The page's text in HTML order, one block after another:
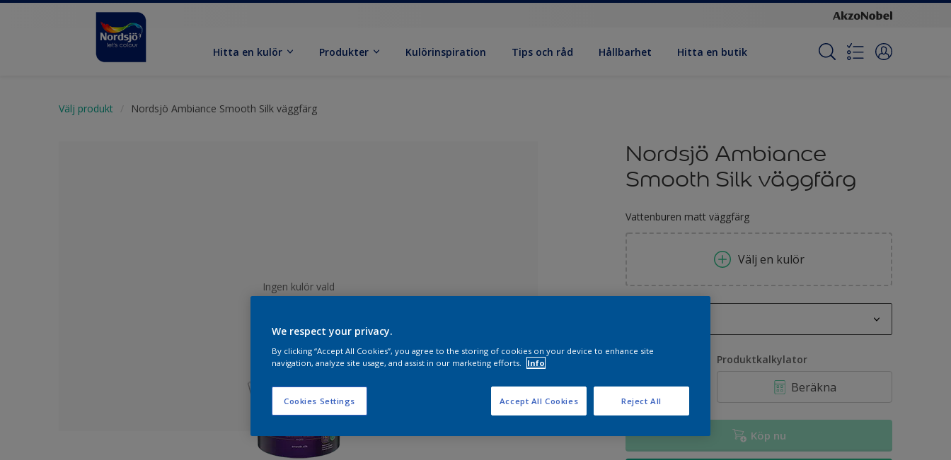
Hitta en kulör Produkter Kulörinspiration Tips och råd Hållbarhet Hitta en butik
Välj produkt Nordsjö Ambiance Smooth Silk väggfärg
Ingen kulör vald
Nordsjö Ambiance
Smooth Silk väggfärg
Vattenburen matt väggfärg
Välj en kulör
1L
5L
Produktkalkylator
Beräkna
Köp nu
We respect your privacy.
By clicking “Accept All Cookies”, you agree to the storing of cookies on your device to enhance site
navigation, analyze site usage, and assist in our marketing efforts.
Info
Cookies Settings Reject All
Accept All Cookies